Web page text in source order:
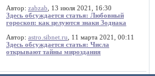
Автор: zabzab , 13 июля 2021, 16:30
Здесь обсуждается статья: Любовный
гороскоп: как целуются знаки Зодиака
Автор: astro.sibnet.ru , 11 марта 2021, 00:11
Здесь обсуждается статья: Числа
открывают тайны мироздания